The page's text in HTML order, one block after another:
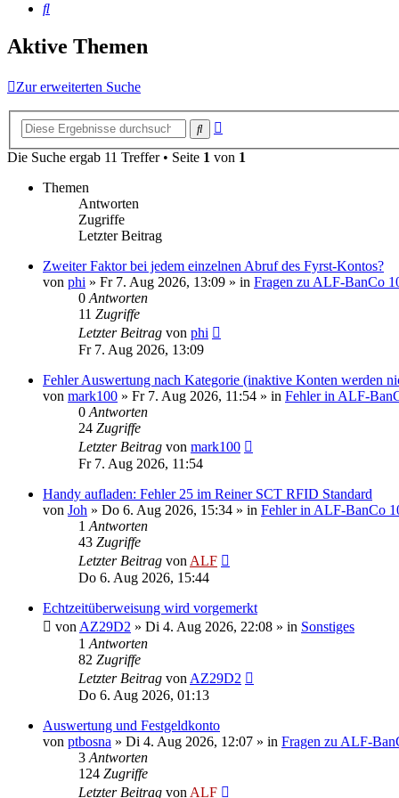
Suche
Aktive Themen
Zur erweiterten Suche
Suche
Die Suche ergab 11 Treffer • Seite 1 von 1
Themen
Antworten
Zugriffe
Letzter Beitrag
Zweiter Faktor bei jedem einzelnen Abruf des Fyrst-Kontos?
von phi » Fr 7. Aug 2026, 13:09 » in Fragen zu ALF-BanCo
0 Antworten
11 Zugriffe
Letzter Beitrag von phi
Fr 7. Aug 2026, 13:09
Fehler Auswertung nach Kategorie (inaktive Konten werden
von mark100 » Fr 7. Aug 2026, 11:54 » in Fehler in ALF-
0 Antworten
24 Zugriffe
Letzter Beitrag von mark100
Fr 7. Aug 2026, 11:54
Handy aufladen: Fehler 25 im Reiner SCT RFID Standard
von Joh » Do 6. Aug 2026, 15:34 » in Fehler in ALF-BanCo
1 Antworten
43 Zugriffe
Letzter Beitrag von ALF
Do 6. Aug 2026, 15:44
Echtzeitüberweisung wird vorgemerkt
von AZ29D2 » Di 4. Aug 2026, 22:08 » in Sonstiges
1 Antworten
82 Zugriffe
Letzter Beitrag von AZ29D2
Do 6. Aug 2026, 01:13
Auswertung und Festgeldkonto
von ptbosna » Di 4. Aug 2026, 12:07 » in Fragen zu ALF-
3 Antworten
124 Zugriffe
Letzter Beitrag von ALF